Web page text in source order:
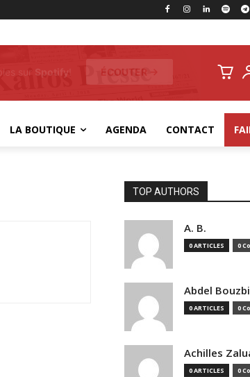
REGARDER →
LA BOUTIQUE AGENDA CONTACT
TOP AUTHORS
A. B.
0 ARTICLES 0
Abdel
0 ARTICLES 0
Achilles
0 ARTICLES 0